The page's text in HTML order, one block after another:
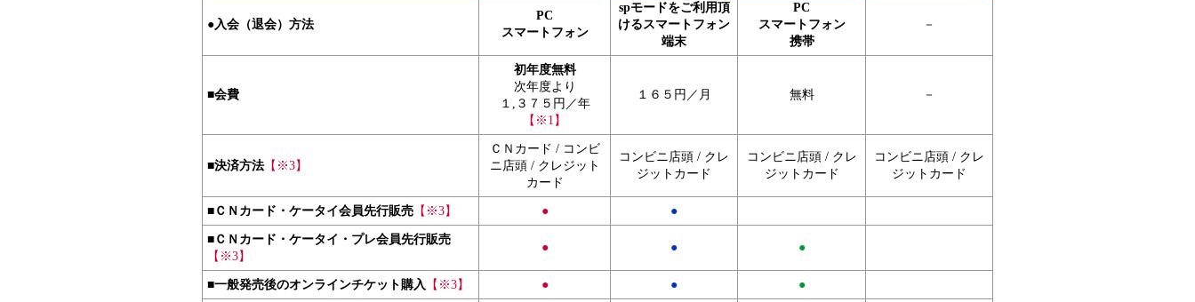
●入会（退会）方法
PC
スマートフォン
spモードをご利用頂
けるスマートフォン
端末
PC
スマートフォン
携帯
－
■会費
初年度無料
次年度より
１,３７５円／年
【※1】
１６５円／月 無料 －
■決済方法 【※3】
ＣＮカード / コンビ
ニ店頭 / クレジット
カード
コンビニ店頭 / クレ
ジットカード
コンビニ店頭 / クレ
ジットカード
コンビニ店頭 / クレ
ジットカード
■ ＣＮカード・ケータイ会員先行販売 【※3】 ● ●
■ ＣＮカード・ケータイ・プレ会員先行販売
【※3】
● ● ●
■一般発売後のオンラインチケット購入 【※3】 ● ● ●